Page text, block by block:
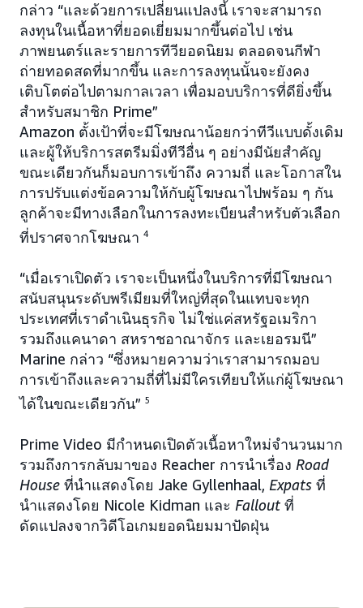
กล่าว “และด้วยการเปลี่ยนแปลงนี้ เราจะสามารถ
ลงทุนในเนื้อหาที่ยอดเยี่ยมมากขึ้นต่อไป เช่น
ภาพยนตร์และรายการทีวียอดนิยม ตลอดจนกีฬา
ถ่ายทอดสดที่มากขึ้น และการลงทุนนั้นจะยังคง
เติบโตต่อไปตามกาลเวลา เพื่อมอบบริการที่ดียิ่งขึ้น
สำหรับสมาชิก Prime”
Amazon ตั้งเป้าที่จะมีโฆษณาน้อยกว่าทีวีแบบดั้งเดิม
และผู้ให้บริการสตรีมมิ่งทีวีอื่น ๆ อย่างมีนัยสำคัญ
ขณะเดียวกันก็มอบการเข้าถึง ความถี่ และโอกาสใน
การปรับแต่งข้อความให้กับผู้โฆษณาไปพร้อม ๆ กัน
ลูกค้าจะมีทางเลือกในการลงทะเบียนสำหรับตัวเลือก
ที่ปราศจากโฆษณา 4
“เมื่อเราเปิดตัว เราจะเป็นหนึ่งในบริการที่มีโฆษณา
สนับสนุนระดับพรีเมียมที่ใหญ่ที่สุดในแทบจะทุก
ประเทศที่เราดำเนินธุรกิจ ไม่ใช่แค่สหรัฐอเมริกา
รวมถึงแคนาดา สหราชอาณาจักร และเยอรมนี”
Marine กล่าว “ซึ่งหมายความว่าเราสามารถมอบ
การเข้าถึงและความถี่ที่ไม่มีใครเทียบให้แก่ผู้โฆษณา
ได้ในขณะเดียวกัน” 5
Prime Video มีกำหนดเปิดตัวเนื้อหาใหม่จำนวนมาก
รวมถึงการกลับมาของ Reacher การนำเรื่อง Road
House ที่นำแสดงโดย Jake Gyllenhaal, Expats ที่
นำแสดงโดย Nicole Kidman และ Fallout ที่
ดัดแปลงจากวิดีโอเกมยอดนิยมมาปัดฝุ่น